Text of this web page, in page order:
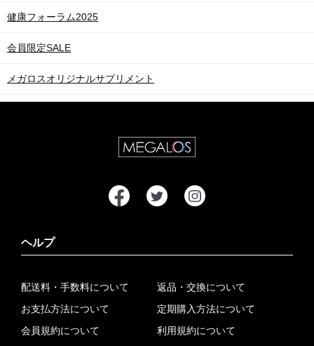
健康フォーラム2025
会員限定SALE
メガロスオリジナルサプリメント
ヘルプ
配送料・手数料について
お支払方法について
会員規約について
返品・交換について
定期購入方法について
利用規約について